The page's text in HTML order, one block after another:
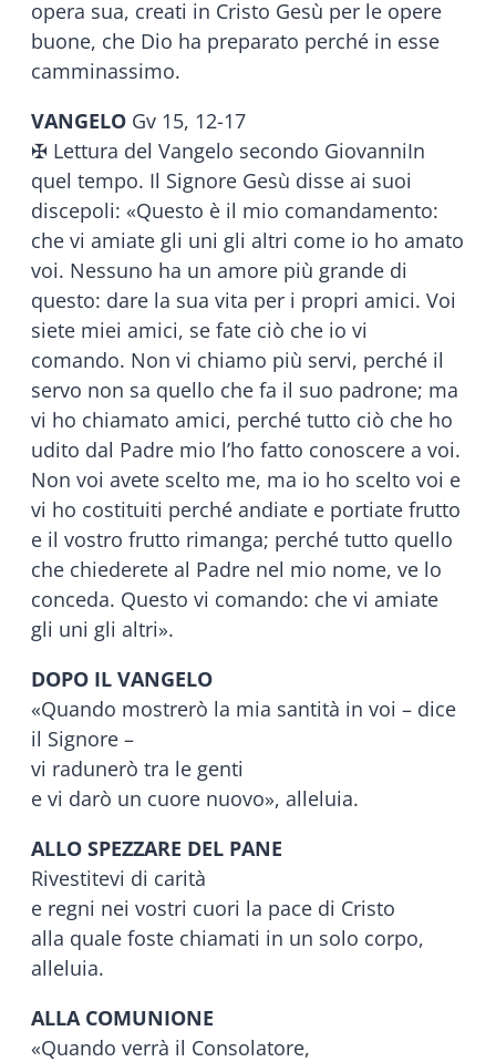
opera sua, creati in Cristo Gesù per le opere
buone, che Dio ha preparato perché in esse
camminassimo.
VANGELO Gv 15, 12-17
✠ Lettura del Vangelo secondo GiovanniIn
quel tempo. Il Signore Gesù disse ai suoi
discepoli: «Questo è il mio comandamento:
che vi amiate gli uni gli altri come io ho amato
voi. Nessuno ha un amore più grande di
questo: dare la sua vita per i propri amici. Voi
siete miei amici, se fate ciò che io vi
comando. Non vi chiamo più servi, perché il
servo non sa quello che fa il suo padrone; ma
vi ho chiamato amici, perché tutto ciò che ho
udito dal Padre mio l’ho fatto conoscere a voi.
Non voi avete scelto me, ma io ho scelto voi e
vi ho costituiti perché andiate e portiate frutto
e il vostro frutto rimanga; perché tutto quello
che chiederete al Padre nel mio nome, ve lo
conceda. Questo vi comando: che vi amiate
gli uni gli altri».
DOPO IL VANGELO
«Quando mostrerò la mia santità in voi – dice
il Signore –
vi radunerò tra le genti
e vi darò un cuore nuovo», alleluia.
ALLO SPEZZARE DEL PANE
Rivestitevi di carità
e regni nei vostri cuori la pace di Cristo
alla quale foste chiamati in un solo corpo,
alleluia.
ALLA COMUNIONE
«Quando verrà il Consolatore,